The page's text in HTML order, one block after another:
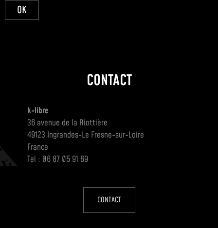
OK
CONTACT
k-libre
36 avenue de la Riottière
49123 Ingrandes-Le Fresne-sur-Loire
France
Tel : 06 87 05 91 69
CONTACT